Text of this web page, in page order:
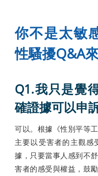
你不是太敏
性騷擾Q&A
Q1.我只是覺
確證據可以申
可以。根據《性別平等
主要以受害者的主觀感
據，只要當事人感到不
害者的感受與權益，鼓